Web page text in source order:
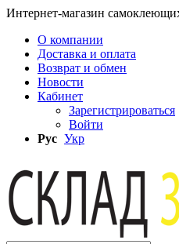
Интернет-магазин
О компании
Доставка и оплата
Возврат и обмен
Новости
Кабинет
Зарегистрироваться
Войти
Рус Укр